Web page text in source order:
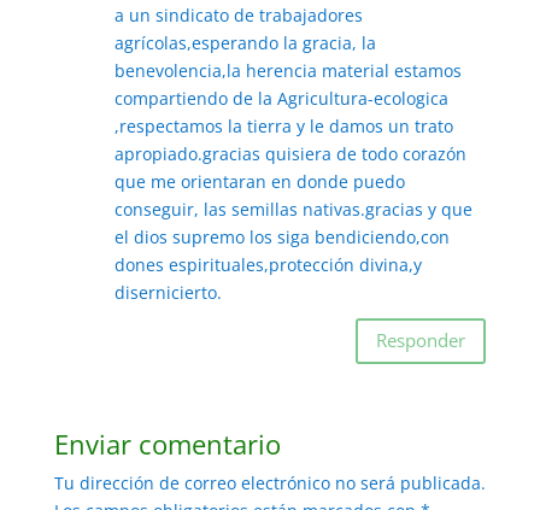
a un sindicato de trabajadores
agrícolas,esperando la gracia, la
benevolencia,la herencia material estamos
compartiendo de la Agricultura-ecologica
,respectamos la tierra y le damos un trato
apropiado.gracias quisiera de todo corazón
que me orientaran en donde puedo
conseguir, las semillas nativas.gracias y que
el dios supremo los siga bendiciendo,con
dones espirituales,protección divina,y
disernicierto.
Responder
Enviar comentario
Tu dirección de correo electrónico no será publicada.